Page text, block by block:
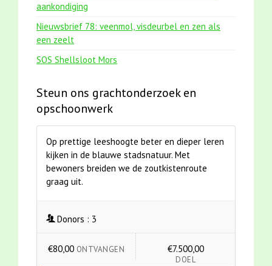
aankondiging
Nieuwsbrief 78: veenmol, visdeurbel en zen als
een zeelt
SOS Shellsloot Mors
Steun ons grachtonderzoek en
opschoonwerk
Op prettige leeshoogte beter en dieper leren
kijken in de blauwe stadsnatuur. Met
bewoners breiden we de zoutkistenroute
graag uit.
Donors : 3
€80,00 ONTVANGEN €7.500,00
DOEL